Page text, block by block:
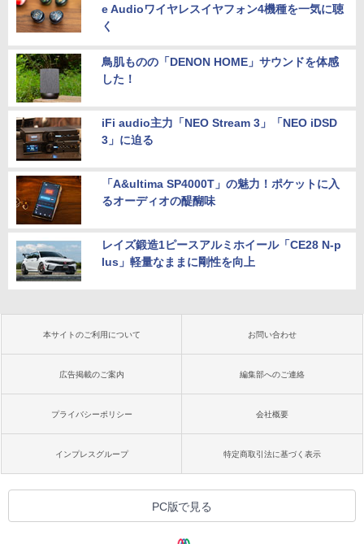
e Audioワイヤレスイヤフォン4機種を一気に聴
く
鳥肌ものの「DENON HOME」サウンドを体感
した！
iFi audio主力「NEO Stream 3」「NEO iDSD
3」に迫る
「A&ultima SP4000T」の魅力！ポケットに入
るオーディオの醍醐味
レイズ鍛造1ピースアルミホイール「CE28 N-p
lus」軽量なままに剛性を向上
本サイトのご利用について お問い合わせ
広告掲載のご案内 編集部へのご連絡
プライバシーポリシー 会社概要
インプレスグループ 特定商取引法に基づく表示
PC版で見る